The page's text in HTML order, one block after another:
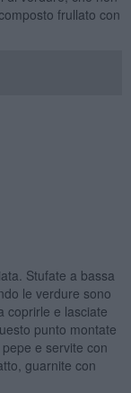
frullato con
Stufate a bassa
le verdure sono
coprirle e lasciate
punto montate
e servite con
guarnite con